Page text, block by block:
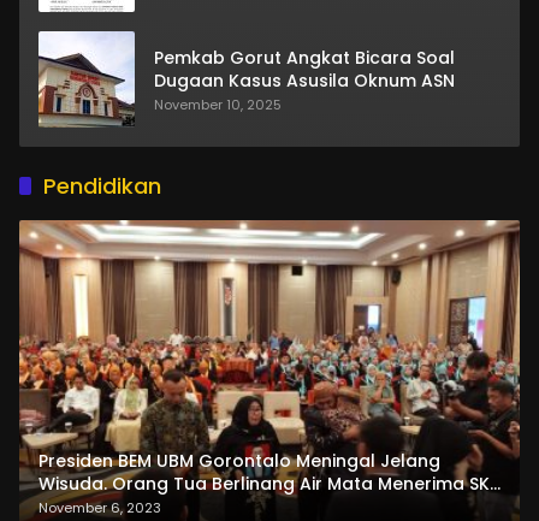
Pemkab Gorut Angkat Bicara Soal
Dugaan Kasus Asusila Oknum ASN
November 10, 2025
Pendidikan
Presiden BEM UBM Gorontalo Meningal Jelang
Wisuda. Orang Tua Berlinang Air Mata Menerima SKL
dan Pemasangan Salempang
November 6, 2023